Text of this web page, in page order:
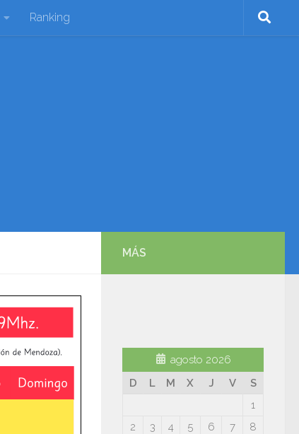
Ranking
MÁS
agosto 2026
D
L M X J V
S
1
2
3 4 5 6 7
8